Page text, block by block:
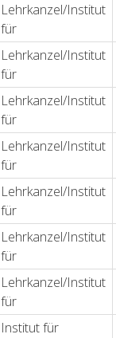
Lehrkanzel/Institut
für
Lehrkanzel/Institut
für
Lehrkanzel/Institut
für
Lehrkanzel/Institut
für
Lehrkanzel/Institut
für
Lehrkanzel/Institut
für
Lehrkanzel/Institut
für
Institut für